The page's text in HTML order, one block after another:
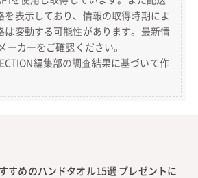
を表示しており、情報の取得時期によ
は変動する可能性があります。最新情
ーカーをご確認ください。
編集部の調査結果に基づいて作
すめのハンドタオル15選 プレゼントに